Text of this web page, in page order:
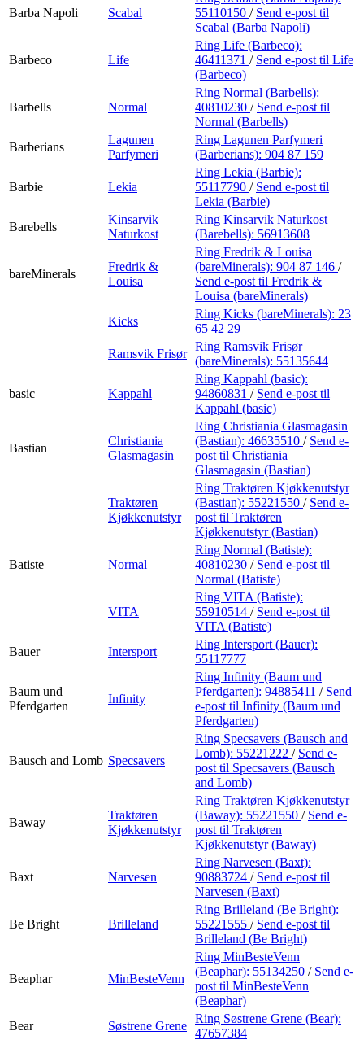
Barba Napoli Scabal
55110150 / Send e-post til
Scabal (Barba Napoli)
Barbeco Life
Ring Life (Barbeco):
46411371 / Send e-post til Life
(Barbeco)
Barbells Normal
Ring Normal (Barbells):
40810230 / Send e-post til
Normal (Barbells)
Barberians
Lagunen
Parfymeri
Ring Lagunen Parfymeri
(Barberians): 904 87 159
Barbie Lekia
Ring Lekia (Barbie):
55117790 / Send e-post til
Lekia (Barbie)
Barebells
Kinsarvik
Naturkost
Ring Kinsarvik Naturkost
(Barebells): 56913608
bareMinerals
Fredrik &
Louisa
Ring Fredrik & Louisa
(bareMinerals): 904 87 146 /
Send e-post til Fredrik &
Louisa (bareMinerals)
Kicks
Ring Kicks (bareMinerals): 23
65 42 29
Ramsvik Frisør
Ring Ramsvik Frisør
(bareMinerals): 55135644
basic Kappahl
Ring Kappahl (basic):
94860831 / Send e-post til
Kappahl (basic)
Bastian
Christiania
Glasmagasin
Ring Christiania Glasmagasin
(Bastian): 46635510 / Send e-
post til Christiania
Glasmagasin (Bastian)
Traktøren
Kjøkkenutstyr
Ring Traktøren Kjøkkenutstyr
(Bastian): 55221550 / Send e-
post til Traktøren
Kjøkkenutstyr (Bastian)
Batiste Normal
Ring Normal (Batiste):
40810230 / Send e-post til
Normal (Batiste)
VITA
Ring VITA (Batiste):
55910514 / Send e-post til
VITA (Batiste)
Bauer
Intersport
Ring Intersport (Bauer):
55117777
Baum und
Pferdgarten
Infinity
Ring Infinity (Baum und
Pferdgarten): 94885411 / Send
e-post til Infinity (Baum und
Pferdgarten)
Bausch and Lomb Specsavers
Ring Specsavers (Bausch and
Lomb): 55221222 / Send e-
post til Specsavers (Bausch
and Lomb)
Baway
Traktøren
Kjøkkenutstyr
Ring Traktøren Kjøkkenutstyr
(Baway): 55221550 / Send e-
post til Traktøren
Kjøkkenutstyr (Baway)
Baxt Narvesen
Ring Narvesen (Baxt):
90883724 / Send e-post til
Narvesen (Baxt)
Be Bright Brilleland
Ring Brilleland (Be Bright):
55221555 / Send e-post til
Brilleland (Be Bright)
Beaphar MinBesteVenn
Ring MinBesteVenn
(Beaphar): 55134250 / Send e-
post til MinBesteVenn
(Beaphar)
Bear
Søstrene Grene
Ring Søstrene Grene (Bear):
47657384